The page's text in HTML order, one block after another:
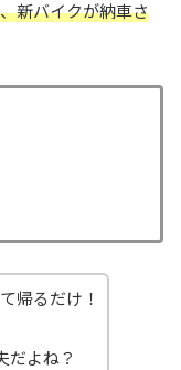
新バイクが納車さ
帰るだけ！
だよね？